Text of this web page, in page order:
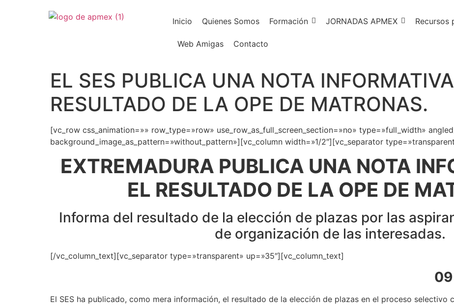
Inicio Quienes Somos Formación JORNADAS APMEX Recursos
Web Amigas Contacto
EL SES PUBLICA UNA NOTA
RESULTADO DE LA OPE DE MATRONAS.
[vc_row css_animation=»» row_type=»row» use_row_as_full_screen_section=»no» type=»full_width»
background_image_as_pattern=»without_pattern»][vc_column width=»1/2″][vc_separator
EXTREMADURA PUBLICA UNA NOTA
EL RESULTADO DE LA OPE DE
Informa del resultado de la elección de plazas por las
de organización de las interesadas.
[/vc_column_text][vc_separator type=»transparent» up=»35″][vc_column_text]
El SES ha publicado, como mera información, el resultado de la elección de plazas en el proceso selectivo